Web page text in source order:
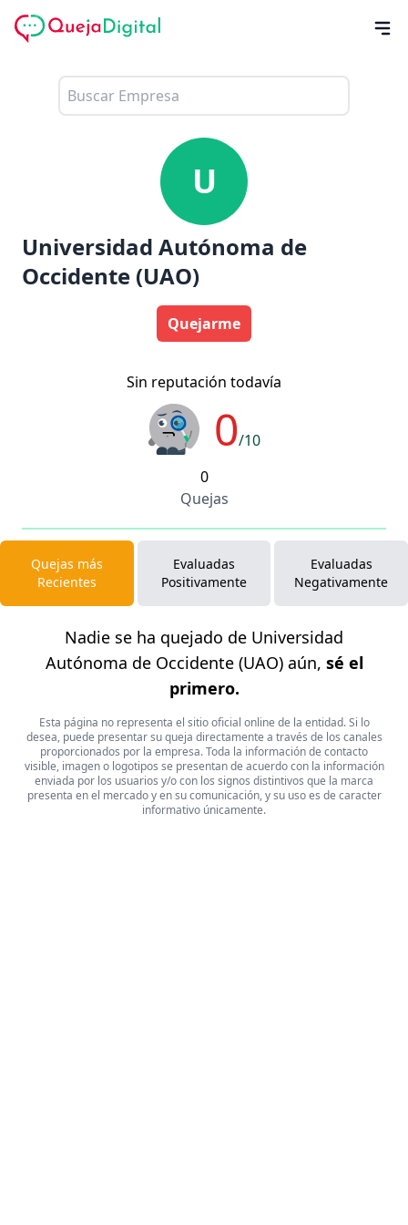
U
Universidad Autónoma de
Occidente (UAO)
Quejarme
Sin reputación todavía
0/10
0
Quejas
Quejas más
Recientes
Evaluadas
Positivamente
Evaluadas
Negativamente
Nadie se ha quejado de Universidad
Autónoma de Occidente (UAO) aún, sé el
primero.
Esta página no representa el sitio oficial online de la entidad. Si lo
desea, puede presentar su queja directamente a través de los canales
proporcionados por la empresa. Toda la información de contacto
visible, imagen o logotipos se presentan de acuerdo con la información
enviada por los usuarios y/o con los signos distintivos que la marca
presenta en el mercado y en su comunicación, y su uso es de caracter
informativo únicamente.